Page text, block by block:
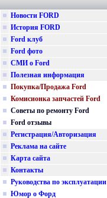
Новости FORD
История FORD
Ford клуб
Ford фото
СМИ о Ford
Полезная информация
Покупка/Продажа Ford
Комисионка запчастей Ford
Советы по ремонту Ford
Ford отзывы
Регистрация/Авторизация
Реклама на сайте
Карта сайта
Контакты
Руководства по эксплуатации
Юмор о Форд